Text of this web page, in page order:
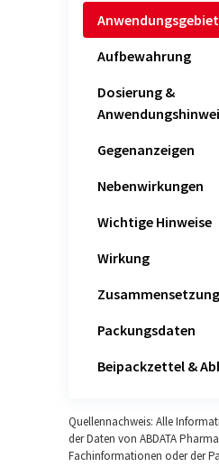
Aufbewahrung
Dosierung &
Gegenanzeigen
Nebenwirkungen
Wichtige Hinweise
Wirkung
Zusammensetzung
Packungsdaten
Beipackzettel &
Quellennachweis: Alle
der Daten von ABDATA
Fachinformationen oder der